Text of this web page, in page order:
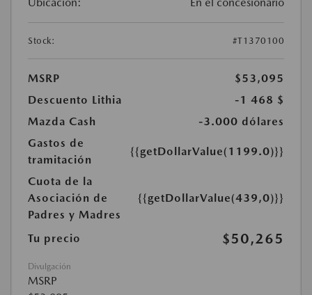
Stock: #T1370100
MSRP
$53,095
Descuento Lithia
-1 468 $
Mazda Cash
-3.000 dólares
Gastos de
tramitación
{{getDollarValue(1199.0)}}
Cuota de la
Asociación de
Padres y Madres
{{getDollarValue(439,0)}}
Tu precio $50,265
Divulgación
MSRP